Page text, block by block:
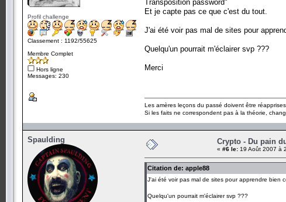
Profil challenge
Classement : 1192/55625
Membre Complet
Hors ligne
Messages: 230
Transposition password"
Et je capte pas ce que c'est du tout.
J'ai été voir pas mal de sites pour
Quelqu'un pourrait m'éclairer svp ???
Merci
Les amères leçons du passé doivent être
Si les faits ne correspondent pas à la théorie,
Spaulding Crypto - Du pain
« #6 le: 19 Août 2007 à
Citation de: apple88
J'ai été voir pas mal de sites pour apprendre bien
Quelqu'un pourrait m'éclairer svp ???